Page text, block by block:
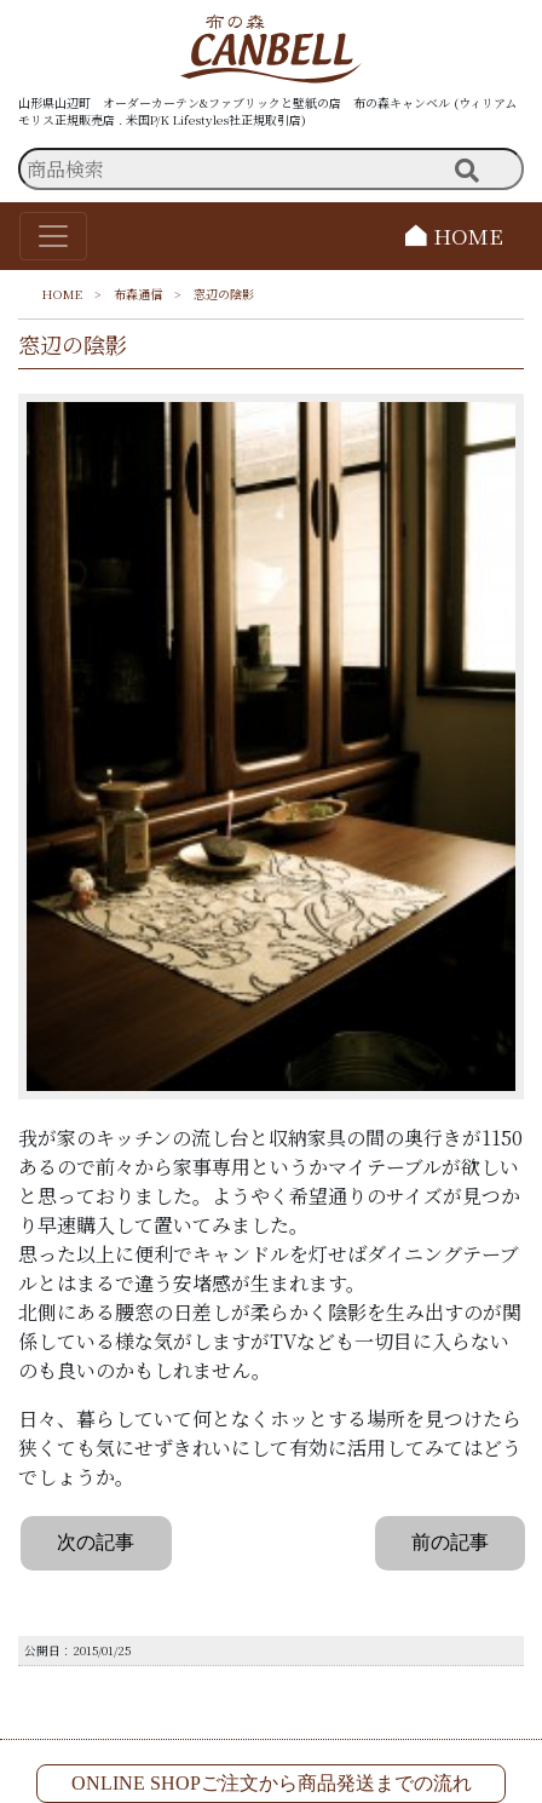
山形県山辺町 オーダーカーテン&ファブリックと壁紙の店 布の森キャンベル (ウィリアム
モリス正規販売店 . 米国P/K Lifestyles社正規取引店)
HOME
HOME > 布森通信 > 窓辺の陰影
窓辺の陰影
我が家のキッチンの流し台と収納家具の間の奥行きが1150
あるので前々から家事専用というかマイテーブルが欲しい
と思っておりました。ようやく希望通りのサイズが見つか
り早速購入して置いてみました。
思った以上に便利でキャンドルを灯せばダイニングテーブ
ルとはまるで違う安堵感が生まれます。
北側にある腰窓の日差しが柔らかく陰影を生み出すのが関
係している様な気がしますがTVなども一切目に入らない
のも良いのかもしれません。
日々、暮らしていて何となくホッとする場所を見つけたら
狭くても気にせずきれいにして有効に活用してみてはどう
でしょうか。
次の記事 前の記事
公開日：2015/01/25
ONLINE SHOPご注文から商品発送までの流れ